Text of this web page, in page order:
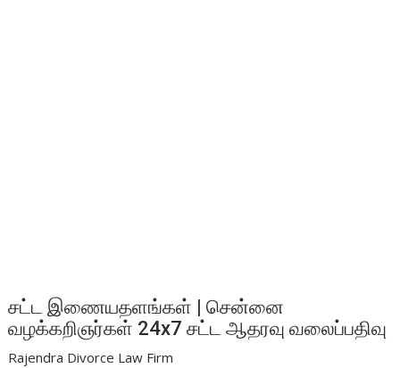
சட்ட இணையதளங்கள் | சென்னை
வழக்கறிஞர்கள் 24x7 சட்ட ஆதரவு வலைப்பதிவு
Rajendra Divorce Law Firm